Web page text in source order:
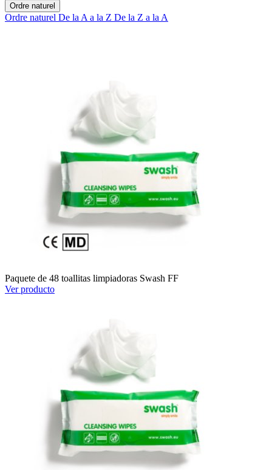
Ordre naturel
Ordre naturel De la A a la Z De la Z a la A
Paquete de 48 toallitas limpiadoras Swash FF
Ver producto